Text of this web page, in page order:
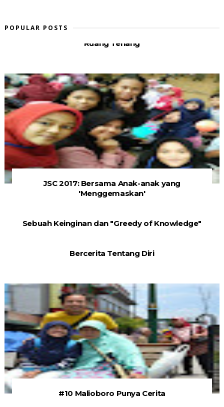
POPULAR POSTS
Ruang Tenang
JSC 2017: Bersama Anak-anak yang
'Menggemaskan'
Sebuah Keinginan dan "Greedy of Knowledge"
Bercerita Tentang Diri
#10 Malioboro Punya Cerita